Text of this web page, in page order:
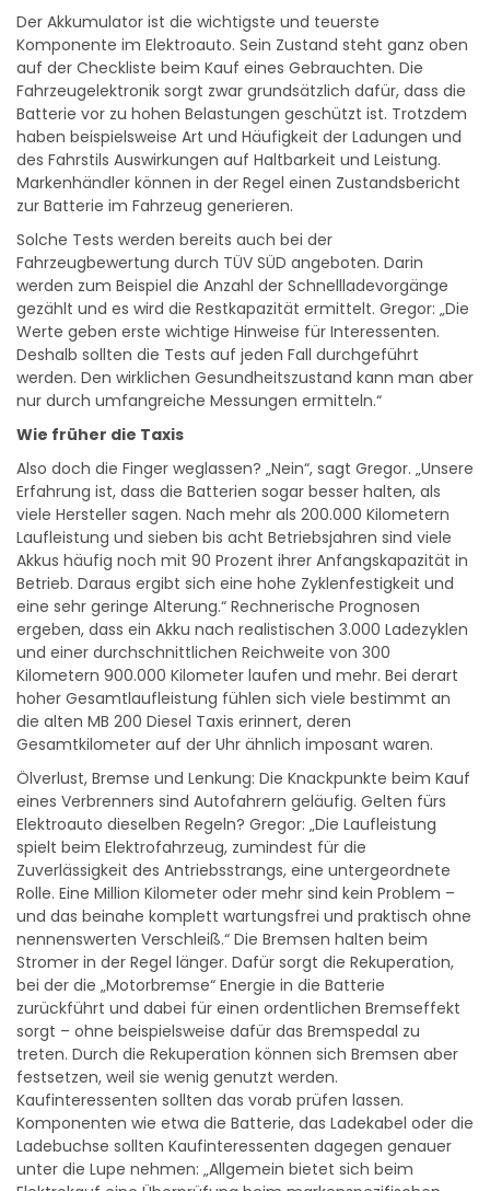
Der Akkumulator ist die wichtigste und teuerste
Komponente im Elektroauto. Sein Zustand steht ganz oben
auf der Checkliste beim Kauf eines Gebrauchten. Die
Fahrzeugelektronik sorgt zwar grundsätzlich dafür, dass die
Batterie vor zu hohen Belastungen geschützt ist. Trotzdem
haben beispielsweise Art und Häufigkeit der Ladungen und
des Fahrstils Auswirkungen auf Haltbarkeit und Leistung.
Markenhändler können in der Regel einen Zustandsbericht
zur Batterie im Fahrzeug generieren.
Solche Tests werden bereits auch bei der
Fahrzeugbewertung durch TÜV SÜD angeboten. Darin
werden zum Beispiel die Anzahl der Schnellladevorgänge
gezählt und es wird die Restkapazität ermittelt. Gregor: „Die
Werte geben erste wichtige Hinweise für Interessenten.
Deshalb sollten die Tests auf jeden Fall durchgeführt
werden. Den wirklichen Gesundheitszustand kann man aber
nur durch umfangreiche Messungen ermitteln.“
Wie früher die Taxis
Also doch die Finger weglassen? „Nein“, sagt Gregor. „Unsere
Erfahrung ist, dass die Batterien sogar besser halten, als
viele Hersteller sagen. Nach mehr als 200.000 Kilometern
Laufleistung und sieben bis acht Betriebsjahren sind viele
Akkus häufig noch mit 90 Prozent ihrer Anfangskapazität in
Betrieb. Daraus ergibt sich eine hohe Zyklenfestigkeit und
eine sehr geringe Alterung.“ Rechnerische Prognosen
ergeben, dass ein Akku nach realistischen 3.000 Ladezyklen
und einer durchschnittlichen Reichweite von 300
Kilometern 900.000 Kilometer laufen und mehr. Bei derart
hoher Gesamtlaufleistung fühlen sich viele bestimmt an
die alten MB 200 Diesel Taxis erinnert, deren
Gesamtkilometer auf der Uhr ähnlich imposant waren.
Ölverlust, Bremse und Lenkung: Die Knackpunkte beim Kauf
eines Verbrenners sind Autofahrern geläufig. Gelten fürs
Elektroauto dieselben Regeln? Gregor: „Die Laufleistung
spielt beim Elektrofahrzeug, zumindest für die
Zuverlässigkeit des Antriebsstrangs, eine untergeordnete
Rolle. Eine Million Kilometer oder mehr sind kein Problem –
und das beinahe komplett wartungsfrei und praktisch ohne
nennenswerten Verschleiß.“ Die Bremsen halten beim
Stromer in der Regel länger. Dafür sorgt die Rekuperation,
bei der die „Motorbremse“ Energie in die Batterie
zurückführt und dabei für einen ordentlichen Bremseffekt
sorgt – ohne beispielsweise dafür das Bremspedal zu
treten. Durch die Rekuperation können sich Bremsen aber
festsetzen, weil sie wenig genutzt werden.
Kaufinteressenten sollten das vorab prüfen lassen.
Komponenten wie etwa die Batterie, das Ladekabel oder die
Ladebuchse sollten Kaufinteressenten dagegen genauer
unter die Lupe nehmen: „Allgemein bietet sich beim